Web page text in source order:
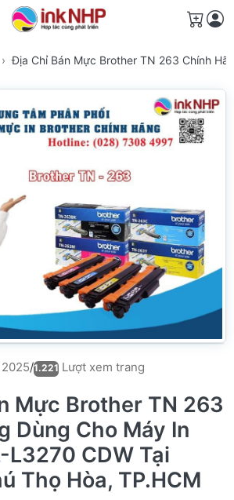
Giỏ
Địa Chỉ Bán Mực Brother TN 263 Chính
/1.221 Lượt xem trang
Mực Brother TN 263
Dùng Cho Máy In
L3270 CDW Tại
Thọ Hòa, TP.HCM